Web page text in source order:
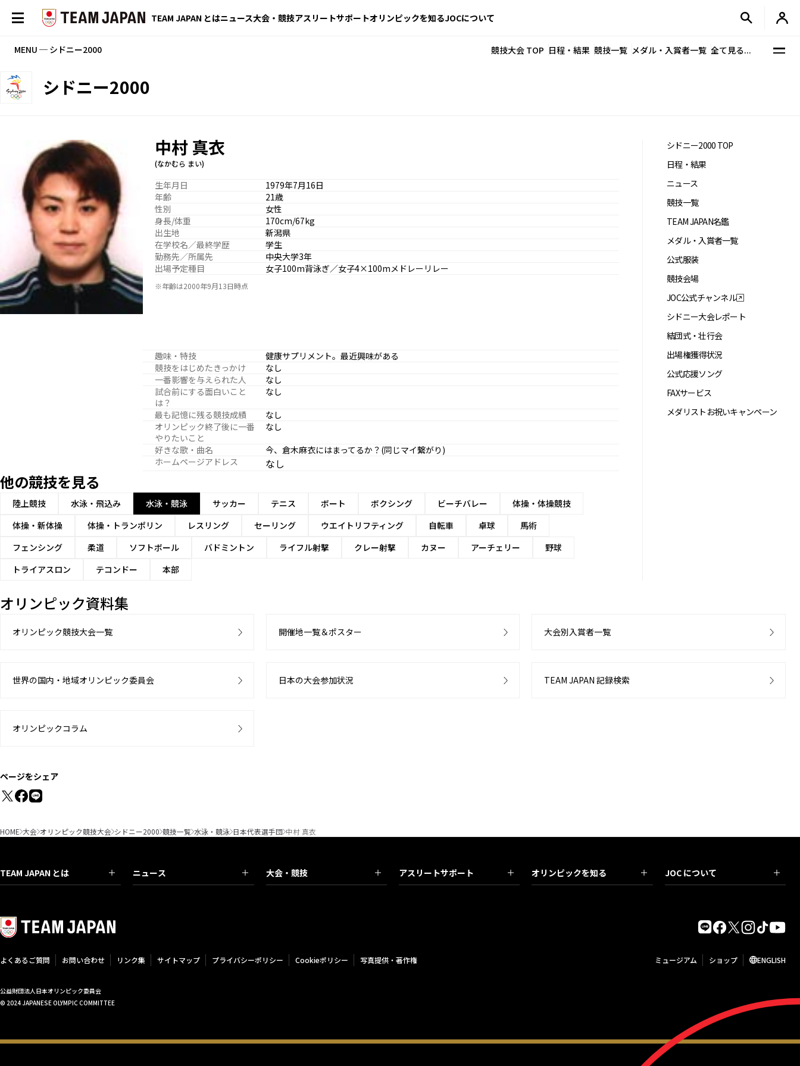
TEAM JAPAN とはニュース大会・競技アスリートサポートオリンピックを知るJOCについて
MENU ─ シドニー2000 競技大会 TOP 日程・結果 競技一覧 メダル・入賞者一覧 全て見る...
シドニー2000
中村 真衣
(なかむら まい)
生年月日
1979年7月16日
年齢
21歳
性別
女性
身長/体重
170cm/67kg
出生地
新潟県
在学校名／最終学歴
学生
勤務先／所属先
中央大学3年
出場予定種目
女子100m背泳ぎ／女子4×100mメドレーリレー
※年齢は2000年9月13日時点
趣味・特技
健康サプリメント。最近興味がある
競技をはじめたきっかけ
なし
一番影響を与えられた人
なし
試合前にする面白いこと
は？
なし
最も記憶に残る競技成績
なし
オリンピック終了後に一番
やりたいこと
なし
好きな歌・曲名
今、倉木麻衣にはまってるか？(同じマイ繋がり)
ホームページアドレス
なし
他の競技を見る
陸上競技 水泳・飛込み 水泳・競泳 サッカー テニス ボート ボクシング ビーチバレー
体操・体操競技
体操・新体操
体操・トランポリン レスリング セーリング ウエイトリフティング 自転車 卓球
馬術
フェンシング
柔道 ソフトボール バドミントン ライフル射撃 クレー射撃 カヌー アーチェリー
野球
トライアスロン
テコンドー 本部
シドニー2000 TOP
日程・結果
ニュース
競技一覧
TEAM JAPAN名鑑
メダル・入賞者一覧
公式服装
競技会場
JOC公式チャンネル
シドニー大会レポート
結団式・壮行会
出場権獲得状況
公式応援ソング
FAXサービス
メダリストお祝いキャンペーン
オリンピック資料集
オリンピック競技大会一覧 開催地一覧＆ポスター 大会別入賞者一覧
世界の国内・地域オリンピック委員会 日本の大会参加状況 TEAM JAPAN 記録検索
オリンピックコラム
ページをシェア
HOME 大会 オリンピック競技大会 シドニー2000 競技一覧 水泳・競泳 日本代表選手団 中村 真衣
TEAM JAPAN とは ニュース 大会・競技 アスリートサポート オリンピックを知る JOC について
よくあるご質問 お問い合わせ リンク集 サイトマップ プライバシーポリシー Cookieポリシー 写真提供・著作権 ミュージアム ショップ ENGLISH
公益財団法人日本オリンピック委員会
© 2024 JAPANESE OLYMPIC COMMITTEE